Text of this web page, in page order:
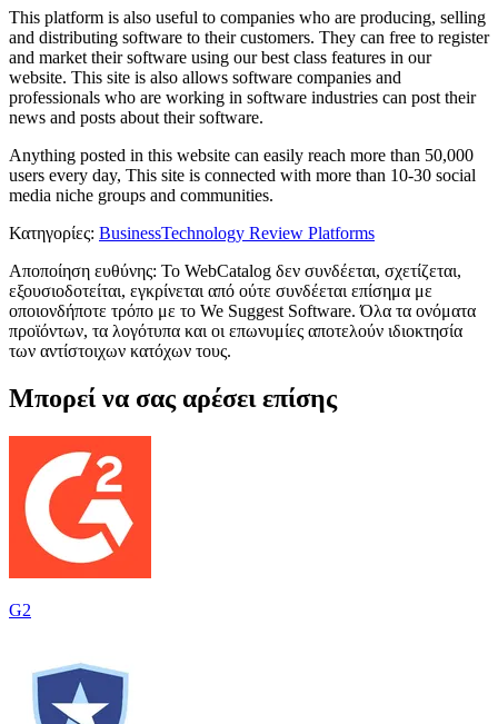
This platform is also useful to companies who are producing, selling
and distributing software to their customers. They can free to register
and market their software using our best class features in our
website. This site is also allows software companies and
professionals who are working in software industries can post their
news and posts about their software.
Anything posted in this website can easily reach more than 50,000
users every day, This site is connected with more than 10-30 social
media niche groups and communities.
Κατηγορίες: BusinessTechnology Review Platforms
Αποποίηση ευθύνης: Το WebCatalog δεν συνδέεται, σχετίζεται,
εξουσιοδοτείται, εγκρίνεται από ούτε συνδέεται επίσημα με
οποιονδήποτε τρόπο με το We Suggest Software. Όλα τα ονόματα
προϊόντων, τα λογότυπα και οι επωνυμίες αποτελούν ιδιοκτησία
των αντίστοιχων κατόχων τους.
Μπορεί να σας αρέσει επίσης
G2